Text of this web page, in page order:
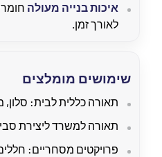
איכות בנייה מעולה
לאורך זמן.
שימושים מומלצים
תאורה כללית לבית: סלון,
תאורה למשרד ליצירת
פרויקטים מסחריים: חללים